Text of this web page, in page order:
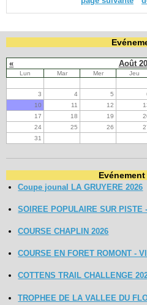
« Août
Lun Mar Mer Jeu
3
4 5
10
11 12
17
18 19
24
25 26
31
Coupe jounal LA GRUYERE 2026
SOIREE POPULAIRE SUR PISTE
COURSE CHAPLIN 2026
COURSE EN FORET ROMONT -
COTTENS TRAIL CHALLENGE
TROPHEE DE LA VALLEE DU